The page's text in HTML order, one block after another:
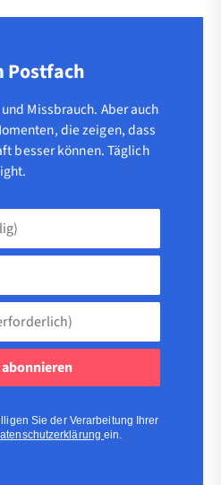
Postfach
Missbrauch. Aber auch
die zeigen, dass
besser können. Täglich
Sie der Verarbeitung Ihrer
ein.